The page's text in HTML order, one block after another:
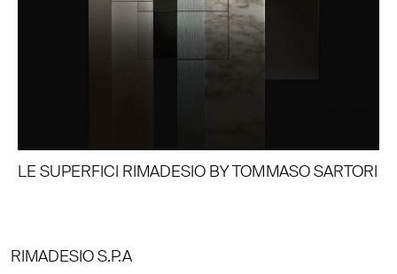
LE SUPERFICI RIMADESIO BY TOMMASO SARTORI
RIMADESIO S.P.A